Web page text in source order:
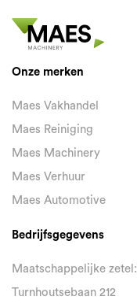
Onze merken
Maes Vakhandel
Maes Reiniging
Maes Machinery
Maes Verhuur
Maes Automotive
Bedrijfsgegevens
Maatschappelijke zetel:
Turnhoutsebaan 212